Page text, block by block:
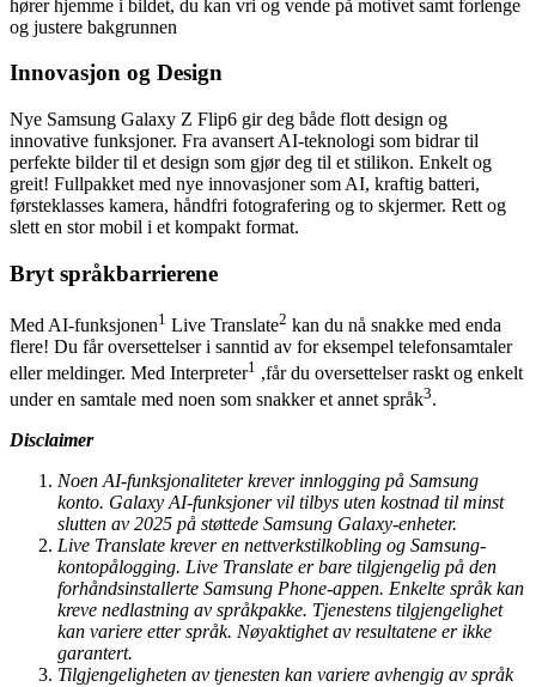
hører hjemme i bildet, du kan vri og vende på motivet samt forlenge
og justere bakgrunnen
Innovasjon og Design
Nye Samsung Galaxy Z Flip6 gir deg både flott design og
innovative funksjoner. Fra avansert AI-teknologi som bidrar til
perfekte bilder til et design som gjør deg til et stilikon. Enkelt og
greit! Fullpakket med nye innovasjoner som AI, kraftig batteri,
førsteklasses kamera, håndfri fotografering og to skjermer. Rett og
slett en stor mobil i et kompakt format.
Bryt språkbarrierene
Med AI-funksjonen1 Live Translate2 kan du nå snakke med enda
flere! Du får oversettelser i sanntid av for eksempel telefonsamtaler
eller meldinger. Med Interpreter1 ,får du oversettelser raskt og enkelt
under en samtale med noen som snakker et annet språk3.
Disclaimer
Noen AI-funksjonaliteter krever innlogging på Samsung
konto. Galaxy AI-funksjoner vil tilbys uten kostnad til minst
slutten av 2025 på støttede Samsung Galaxy-enheter.
Live Translate krever en nettverkstilkobling og Samsung-
kontopålogging. Live Translate er bare tilgjengelig på den
forhåndsinstallerte Samsung Phone-appen. Enkelte språk kan
kreve nedlastning av språkpakke. Tjenestens tilgjengelighet
kan variere etter språk. Nøyaktighet av resultatene er ikke
garantert.
Tilgjengeligheten av tjenesten kan variere avhengig av språk